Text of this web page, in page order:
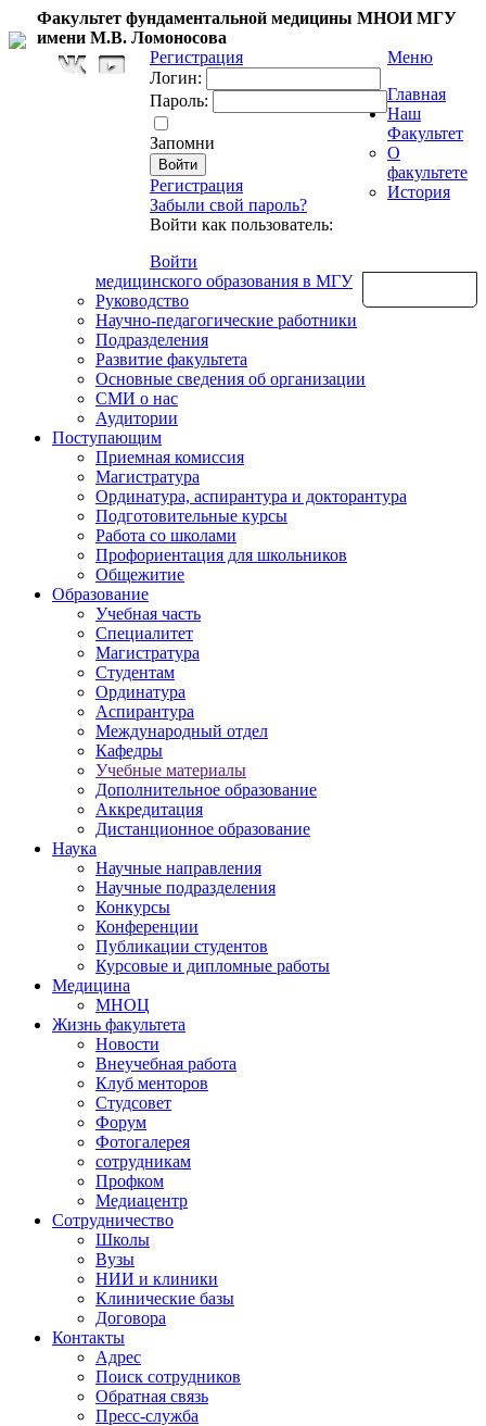
Факультет фундаментальной медицины МНОИ МГУ
имени М.В. Ломоносова
Регистрация
Логин:
Пароль:
Запомни
Регистрация
Забыли свой пароль?
Войти как пользователь:
Войти
Меню
Главная
Наш
Факультет
О
факультете
История
медицинского образования в МГУ
Руководство
Научно-педагогические работники
Подразделения
Развитие факультета
Основные сведения об организации
СМИ о нас
Аудитории
Поступающим
Приемная комиссия
Магистратура
Ординатура, аспирантура и докторантура
Подготовительные курсы
Работа со школами
Профориентация для школьников
Общежитие
Образование
Учебная часть
Специалитет
Магистратура
Студентам
Ординатура
Аспирантура
Международный отдел
Кафедры
Учебные материалы
Дополнительное образование
Аккредитация
Дистанционное образование
Наука
Научные направления
Научные подразделения
Конкурсы
Конференции
Публикации студентов
Курсовые и дипломные работы
Медицина
МНОЦ
Жизнь факультета
Новости
Внеучебная работа
Клуб менторов
Студсовет
Форум
Фотогалерея
сотрудникам
Профком
Медиацентр
Сотрудничество
Школы
Вузы
НИИ и клиники
Клинические базы
Договора
Контакты
Адрес
Поиск сотрудников
Обратная связь
Пресс-служба